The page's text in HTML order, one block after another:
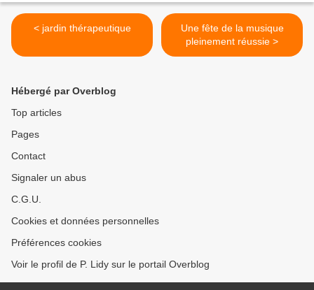
< jardin thérapeutique
Une fête de la musique
pleinement réussie >
Hébergé par Overblog
Top articles
Pages
Contact
Signaler un abus
C.G.U.
Cookies et données personnelles
Préférences cookies
Voir le profil de P. Lidy sur le portail Overblog